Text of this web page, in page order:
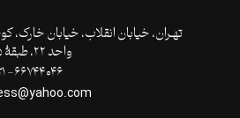
واحد ۲۲، طبقۀ ۵